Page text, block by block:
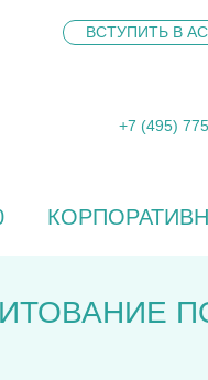
ВСТУПИТЬ В
+7 (495)